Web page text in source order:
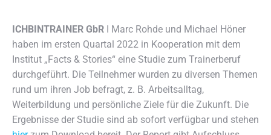
ICHBINTRAINER GbR ǀ Marc Rohde und Michael Höner
haben im ersten Quartal 2022 in Kooperation mit dem
Institut „Facts & Stories“ eine Studie zum Trainerberuf
durchgeführt. Die Teilnehmer wurden zu diversen Themen
rund um ihren Job befragt, z. B. Arbeitsalltag,
Weiterbildung und persönliche Ziele für die Zukunft. Die
Ergebnisse der Studie sind ab sofort verfügbar und stehen